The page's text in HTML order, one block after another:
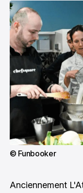
© Funbooker
Anciennement